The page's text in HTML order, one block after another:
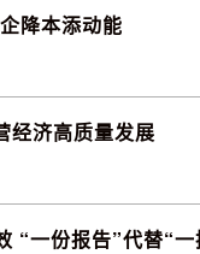
降本添动能
经济高质量发展
“一份报告”代替“